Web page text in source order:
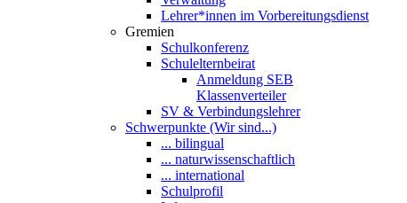
Lehrer*innen im Vorbereitungsdienst
Gremien
Schulkonferenz
Schulelternbeirat
Anmeldung SEB
Klassenverteiler
SV & Verbindungslehrer
Schwerpunkte (Wir sind...)
... bilingual
... naturwissenschaftlich
... international
Schulprofil